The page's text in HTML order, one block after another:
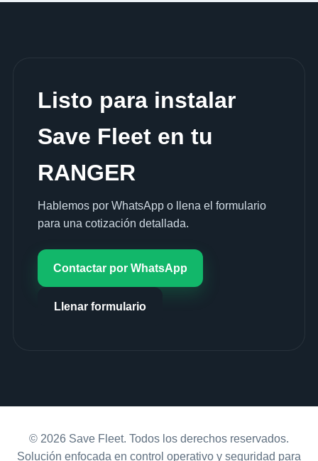
Listo para instalar
Save Fleet en tu
RANGER
Hablemos por WhatsApp o llena el formulario
para una cotización detallada.
Contactar por WhatsApp
Llenar formulario
© 2026 Save Fleet. Todos los derechos reservados.
Solución enfocada en control operativo y seguridad para